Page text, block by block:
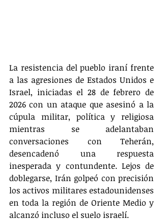
La resistencia del pueblo iraní frente
a las agresiones de Estados Unidos e
Israel, iniciadas el 28 de febrero de
2026 con un ataque que asesinó a la
cúpula militar, política y religiosa
mientras se adelantaban
conversaciones con Teherán,
desencadenó una respuesta
inesperada y contundente. Lejos de
doblegarse, Irán golpeó con precisión
los activos militares estadounidenses
en toda la región de Oriente Medio y
alcanzó incluso el suelo israelí.